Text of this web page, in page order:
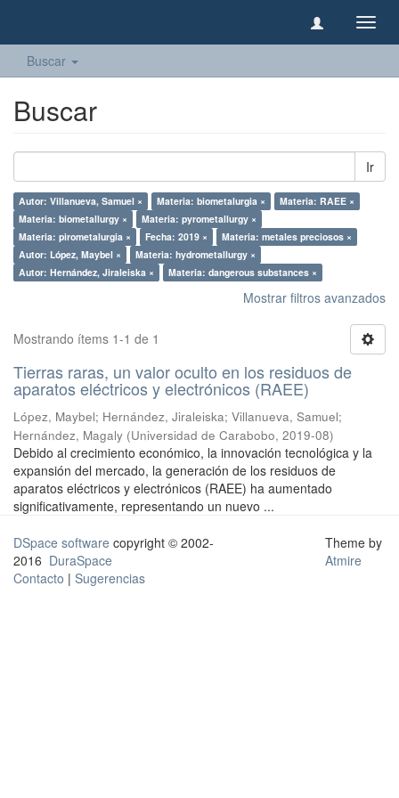
Buscar
Buscar
Ir
Autor: Villanueva, Samuel × Materia: biometalurgia ×
Materia: RAEE ×
Materia: biometallurgy ×
Materia: pyrometallurgy ×
Materia: pirometalurgia ×
Fecha: 2019 ×
Materia: metales preciosos ×
Autor: López, Maybel ×
Materia: hydrometallurgy ×
Autor: Hernández, Jiraleiska ×
Materia: dangerous substances ×
Mostrar filtros avanzados
Mostrando ítems 1-1 de 1
Tierras raras, un valor oculto en los residuos de
aparatos eléctricos y electrónicos (RAEE)
López, Maybel; Hernández, Jiraleiska; Villanueva, Samuel;
Hernández, Magaly (Universidad de Carabobo, 2019-08)
Debido al crecimiento económico, la innovación tecnológica y la
expansión del mercado, la generación de los residuos de
aparatos eléctricos y electrónicos (RAEE) ha aumentado
significativamente, representando un nuevo ...
DSpace software copyright © 2002-
2016 DuraSpace
Contacto | Sugerencias
Theme by
Atmire